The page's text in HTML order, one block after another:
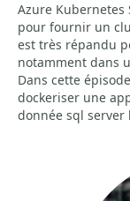
Azure Kubernetes
pour fournir un
est très répandu
notamment dans
Dans cette
dockeriser une
donnée sql server